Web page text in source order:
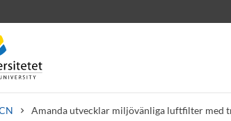
Amanda utvecklar miljövänliga luftfilter med